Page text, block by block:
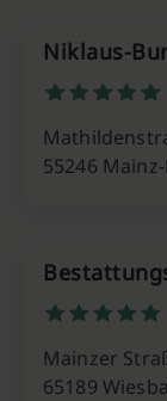
Niklaus-
55246
Mainzer
65189